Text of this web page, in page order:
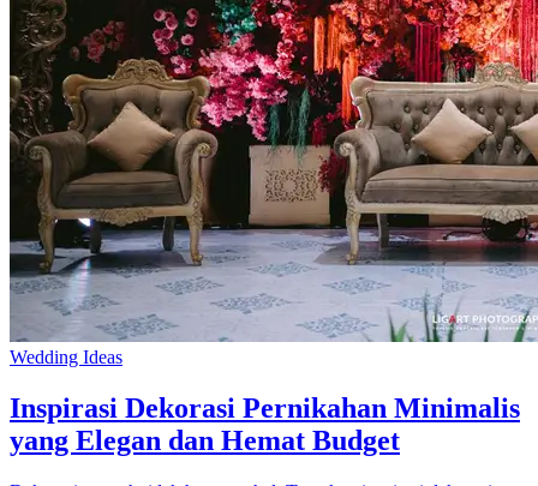
Wedding Ideas
Inspirasi Dekorasi Pernikahan Minimalis
yang Elegan dan Hemat Budget